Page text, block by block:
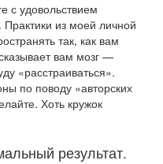
с удовольствием
из моей личной
так, как вам
вам мозг —
«расстраиваться».
по поводу «авторских
Хоть кружок
результат.